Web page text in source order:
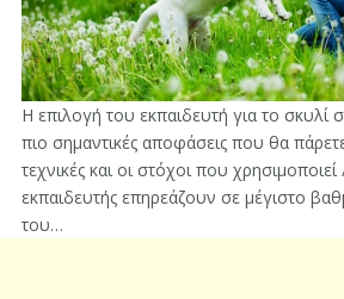
Η επιλογή του εκπαιδευτή για το σκυλί
πιο σημαντικές αποφάσεις που θα
τεχνικές και οι στόχοι που
εκπαιδευτής επηρεάζουν σε μέγιστο
του…